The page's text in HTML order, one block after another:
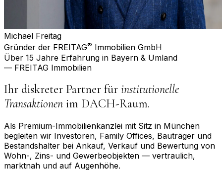
Michael Freitag
Gründer der FREITAG® Immobilien GmbH
Über 15 Jahre Erfahrung in Bayern & Umland
— FREITAG Immobilien
Ihr diskreter Partner für institutionelle
Transaktionen im DACH-Raum.
Als Premium-Immobilienkanzlei mit Sitz in München
begleiten wir Investoren, Family Offices, Bauträger und
Bestandshalter bei Ankauf, Verkauf und Bewertung von
Wohn-, Zins- und Gewerbeobjekten — vertraulich,
marktnah und auf Augenhöhe.